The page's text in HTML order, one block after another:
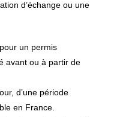
d’échange ou une
un permis
avant ou à partir de
d’une période
en France.